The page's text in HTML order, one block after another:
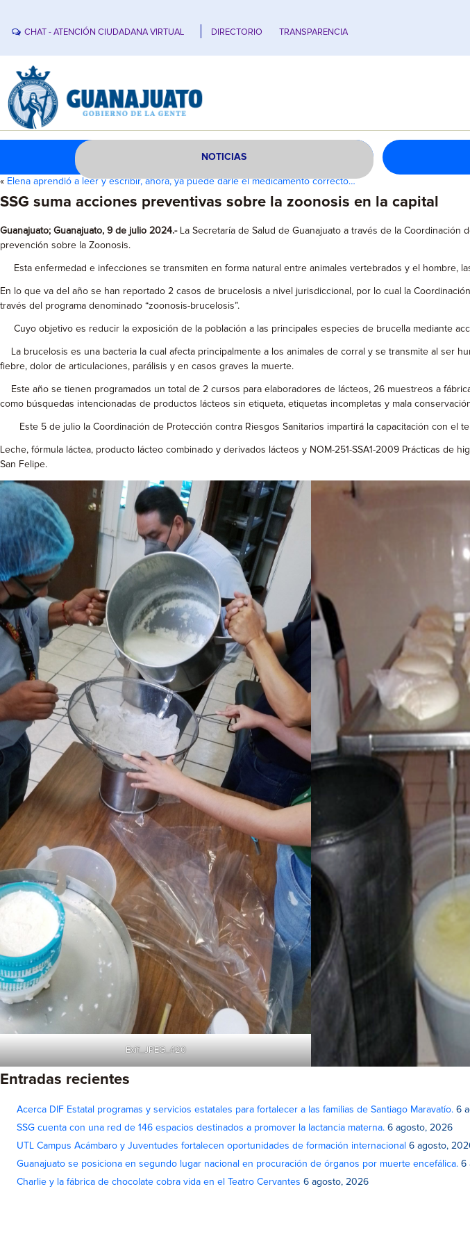
CHAT - ATENCIÓN CIUDADANA VIRTUAL DIRECTORIO TRANSPARENCIA
NOTICIAS
« Elena aprendió a leer y escribir, ahora, ya puede darle el medicamento correcto…
SSG suma acciones preventivas sobre la zoonosis en la capital
Guanajuato; Guanajuato, 9 de julio 2024.- La Secretaría de Salud de Guanajuato a través de la
prevención sobre la Zoonosis.
Esta enfermedad e infecciones se transmiten en forma natural entre animales vertebrados y el hombre,
En lo que va del año se han reportado 2 casos de brucelosis a nivel jurisdiccional, por lo cual la
través del programa denominado “zoonosis-brucelosis”.
Cuyo objetivo es reducir la exposición de la población a las principales especies de brucella mediante
La brucelosis es una bacteria la cual afecta principalmente a los animales de corral y se transmite al ser
fiebre, dolor de articulaciones, parálisis y en casos graves la muerte.
Este año se tienen programados un total de 2 cursos para elaboradores de lácteos, 26 muestreos a
como búsquedas intencionadas de productos lácteos sin etiqueta, etiquetas incompletas y mala
Este 5 de julio la Coordinación de Protección contra Riesgos Sanitarios impartirá la capacitación con el
Leche, fórmula láctea, producto lácteo combinado y derivados lácteos y NOM-251-SSA1-2009 Prácticas
San Felipe.
Exif_JPEG_420
Entradas recientes
Acerca DIF Estatal programas y servicios estatales para fortalecer a las familias de Santiago Maravatío. 6
SSG cuenta con una red de 146 espacios destinados a promover la lactancia materna. 6 agosto, 2026
UTL Campus Acámbaro y Juventudes fortalecen oportunidades de formación internacional 6 agosto,
Guanajuato se posiciona en segundo lugar nacional en procuración de órganos por muerte encefálica. 6
Charlie y la fábrica de chocolate cobra vida en el Teatro Cervantes 6 agosto, 2026